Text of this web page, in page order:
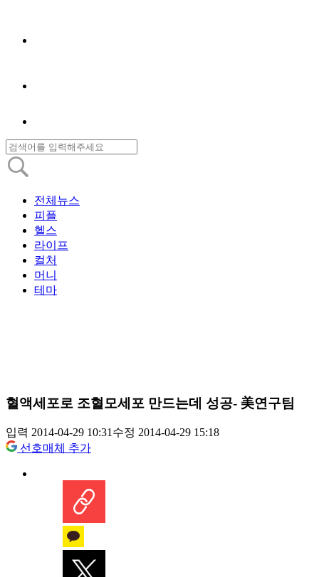
전체뉴스
피플
헬스
라이프
컬처
머니
테마
혈액세포로 조혈모세포 만드는데 성공- 美연구팀
입력 2014-04-29 10:31수정 2014-04-29 15:18
선호매체 추가